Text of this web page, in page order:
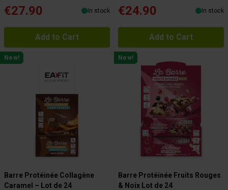
€27.90 In stock
Add to Cart
€24.90 In stock
Add to Cart
New!
Barre Protéinée Collagène
Caramel – Lot de 24
New!
Barre Protéinée Fruits Rouges
& Noix Lot de 24